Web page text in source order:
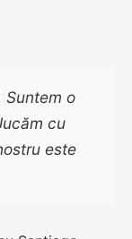
Suntem o
cu
este